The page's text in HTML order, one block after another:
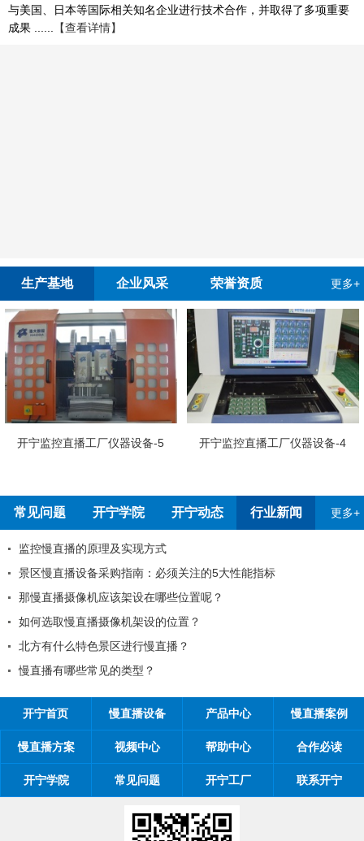
与美国、日本等国际相关知名企业进行技术合作，并取得了多项重要
成果 ......
【查看详情】
生产基地 企业风采 荣誉资质 更多+
控直播工厂仪器设备-5 开宁监控直播工厂仪器设备-4
常见问题 开宁学院 开宁动态 行业新闻 更多+
监控慢直播的原理及实现方式
景区慢直播设备采购指南：必须关注的5大
那慢直播摄像机应该架设在哪些位置呢？
如何选取慢直播摄像机架设的位置？
北方有什么特色景区进行慢直播？
慢直播有哪些常见的类型？
开宁首页 慢直播设备 产品中心 慢直播案例
慢直播方案 视频中心 帮助中心 合作必读
开宁学院 常见问题 开宁工厂 联系开宁